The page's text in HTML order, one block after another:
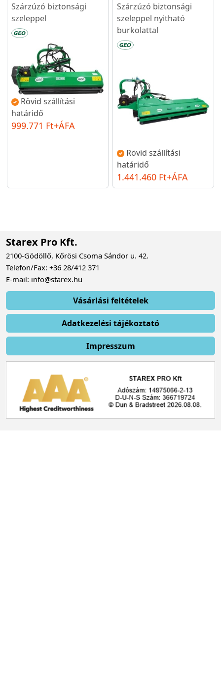
Szárzúzó biztonsági
szeleppel
Rövid szállítási
határidő
999.771 Ft+ÁFA
Szárzúzó biztonsági
szeleppel nyitható
burkolattal
Rövid szállítási
határidő
1.441.460 Ft+ÁFA
Starex Pro Kft.
2100-Gödöllő, Kőrösi Csoma Sándor u. 42.
Telefon/Fax: +36 28/412 371
E-mail: info@starex.hu
Vásárlási feltételek
Adatkezelési tájékoztató
Impresszum